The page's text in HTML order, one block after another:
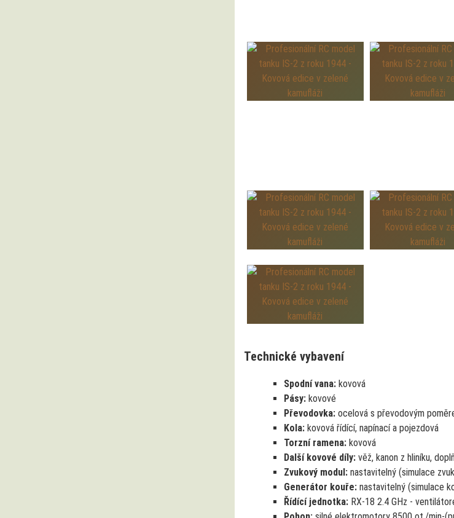
Technické vybavení
Spodní vana: kovová
Pásy: kovové
Převodovka: ocelová s převodovým
Kola: kovová řídící, napínací a pojezdová
Torzní ramena: kovová
Další kovové díly: věž, kanon z hliníku,
Zvukový modul: nastavitelný (simulace
Generátor kouře: nastavitelný (simulace
Řídící jednotka: RX-18 2.4 GHz -